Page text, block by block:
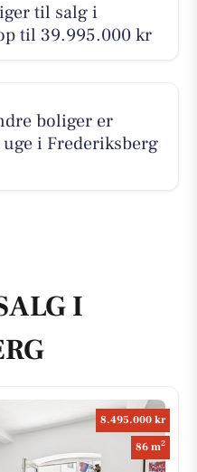
til salg i
til 39.995.000 kr
boliger er
i Frederiksberg
I
8.495.000 kr
86 m2